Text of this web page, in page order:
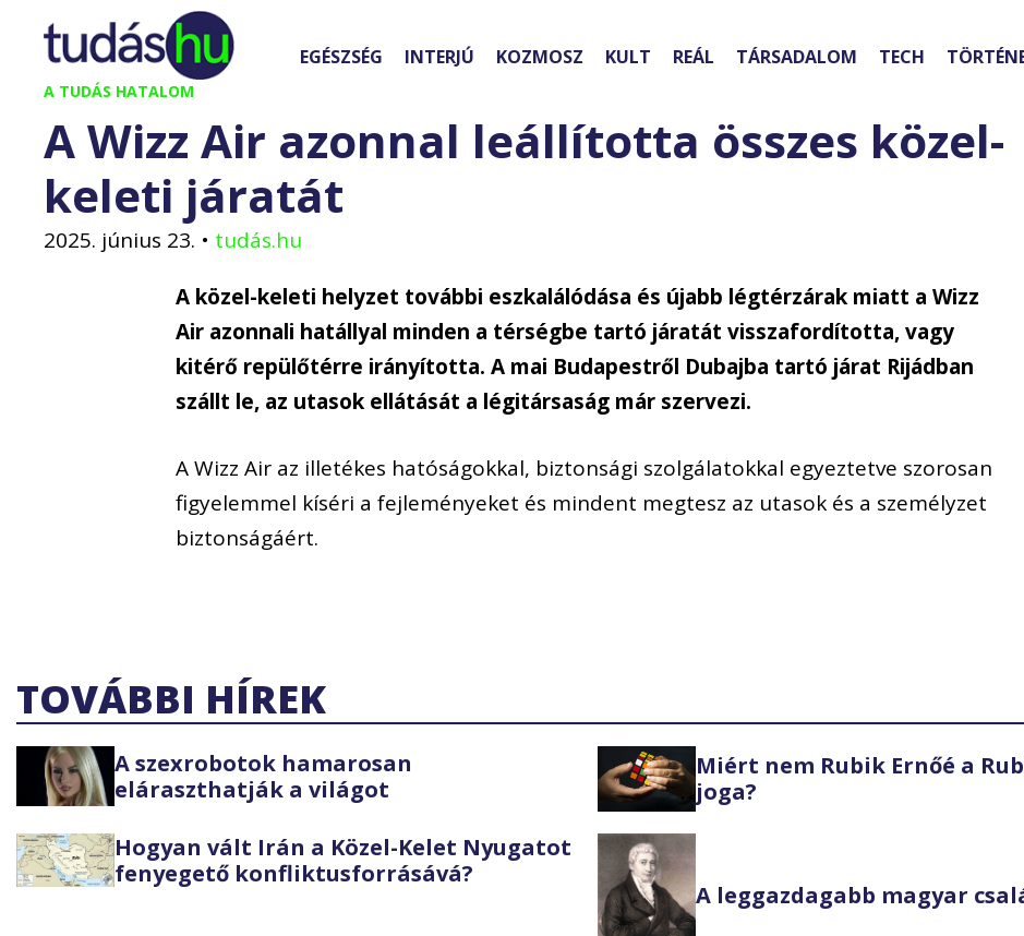
Kilépés
tartalomba
A TUDÁS HATALOM
EGÉSZSÉG INTERJÚ KOZMOSZ KULT REÁL TÁRSADALOM TECH
A Wizz Air azonnal leállította összes közel-
keleti járatát
2025. június 23. • tudás.hu
A közel-keleti helyzet további eszkalálódása és újabb légtérzárak miatt a Wizz
Air azonnali hatállyal minden a térségbe tartó járatát visszafordította, vagy
kitérő repülőtérre irányította. A mai Budapestről Dubajba tartó járat Rijádban
szállt le, az utasok ellátását a légitársaság már szervezi.
A Wizz Air az illetékes hatóságokkal, biztonsági szolgálatokkal egyeztetve szorosan
figyelemmel kíséri a fejleményeket és mindent megtesz az utasok és a személyzet
biztonságáért.
TOVÁBBI HÍREK
A szexrobotok hamarosan
eláraszthatják a világot
Miért nem Rubik Ernőé a
joga?
Hogyan vált Irán a Közel-Kelet Nyugatot
fenyegető konfliktusforrásává?
A leggazdagabb magyar